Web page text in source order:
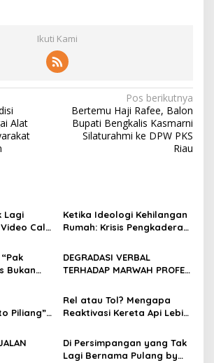
Ikuti Kami
Alat
Pos berikutnya
Bertemu Haji Rafee, Balon
Bupati Bengkalis Kasmarni
Silaturahmi ke DPW PKS
Riau
Lagi
Mu’tamar
Ketika Ideologi Kehilangan
Rumah: Krisis Pengkaderan
dalam Bayang-Bayang
Kepemimpinan yang
Kehilangan Arah
Bukan
DEGRADASI VERBAL
TERHADAP MARWAH PROFESI
ABUSE OF INFLUENCE OLEH
OKNUM ADVOKAT HOTMAN
PARIS HUTAPEA
Piliang”:
Rel atau Tol? Mengapa
Reaktivasi Kereta Api Lebih
Tol yang Membelah Nagari
Di Persimpangan yang Tak
Lagi Bernama Pulang by